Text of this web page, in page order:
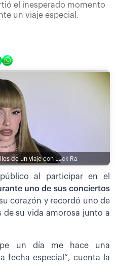
el inesperado momento
un viaje especial.
de un viaje con Luck Ra
al participar en el
uno de sus conciertos
corazón y recordó uno de
de su vida amorosa junto a
un día me hace una
fecha especial”, cuenta la